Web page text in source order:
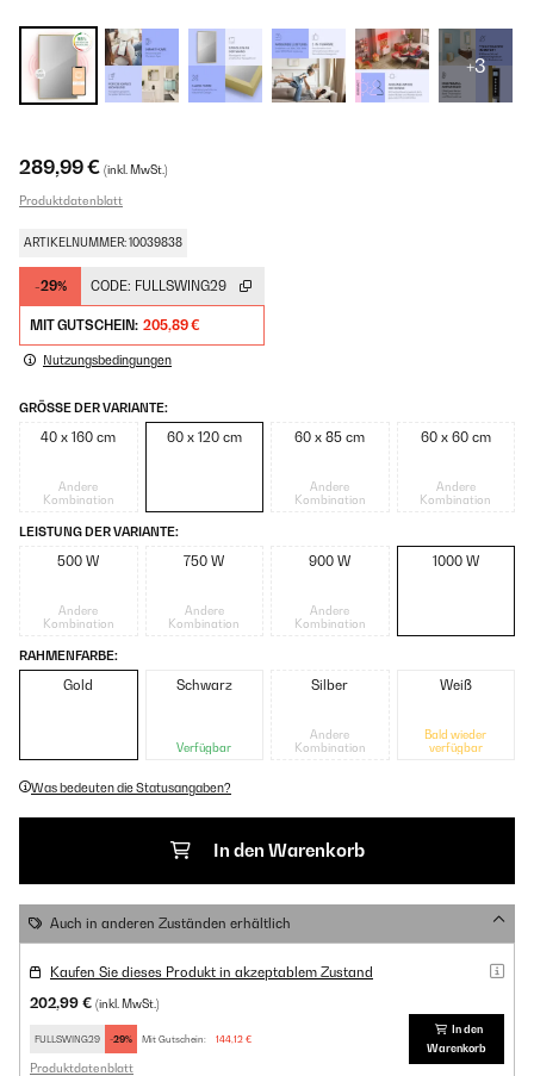
+3
289,99 € (inkl. MwSt.)
Produktdatenblatt
ARTIKELNUMMER: 10039838
-29% CODE: FULLSWING29
MIT GUTSCHEIN: 205,89 €
Nutzungsbedingungen
GRÖSSE DER VARIANTE:
40 x 160 cm
Andere
Kombination
60 x 120 cm 60 x 85 cm
Andere
Kombination
60 x 60 cm
Andere
Kombination
LEISTUNG DER VARIANTE:
500 W
Andere
Kombination
750 W
Andere
Kombination
900 W
Andere
Kombination
1000 W
RAHMENFARBE:
Gold Schwarz
Verfügbar
Silber
Andere
Kombination
Weiß
Bald wieder
verfügbar
Was bedeuten die Statusangaben?
In den Warenkorb
Auch in anderen Zuständen erhältlich
Kaufen Sie dieses Produkt in akzeptablem Zustand
202,99 € (inkl. MwSt.)
FULLSWING29 -29% Mit Gutschein: 144,12 €
Produktdatenblatt
In den
Warenkorb